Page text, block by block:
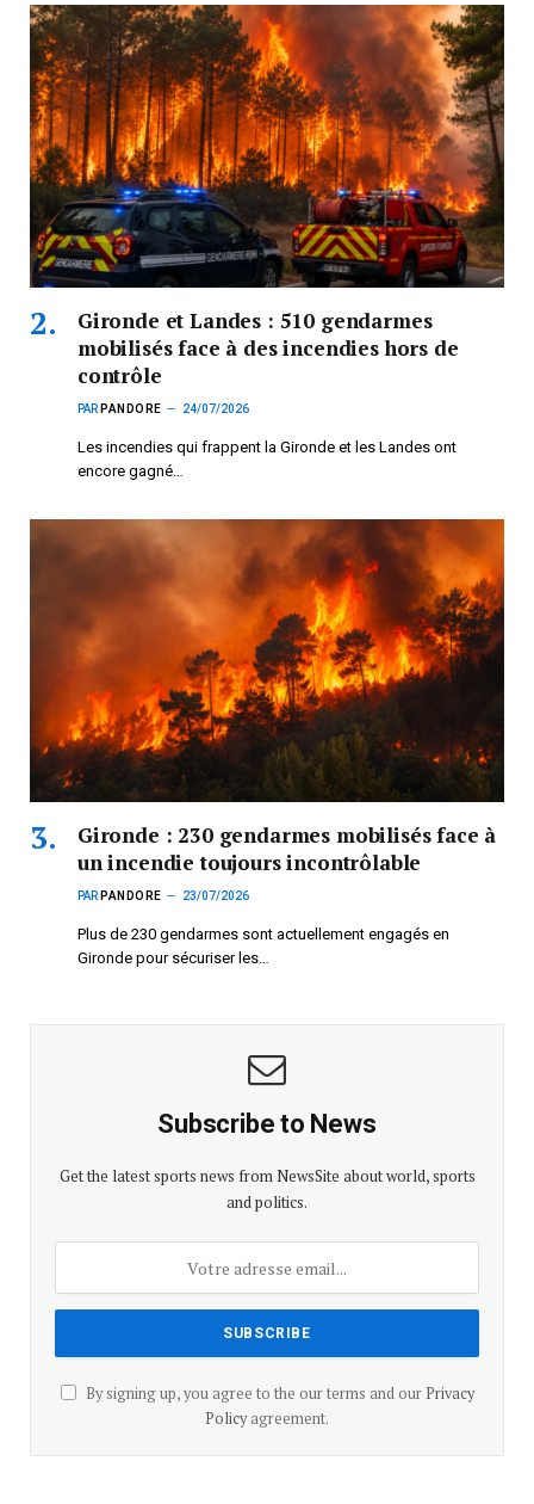
Gironde et Landes : 510 gendarmes
mobilisés face à des incendies hors de
contrôle
PAR PANDORE 24/07/2026
Les incendies qui frappent la Gironde et les Landes ont
encore gagné…
Gironde : 230 gendarmes mobilisés face à
un incendie toujours incontrôlable
PAR PANDORE 23/07/2026
Plus de 230 gendarmes sont actuellement engagés en
Gironde pour sécuriser les…
Subscribe to News
Get the latest sports news from NewsSite about world, sports
and politics.
By signing up, you agree to the our terms and our Privacy
Policyagreement.